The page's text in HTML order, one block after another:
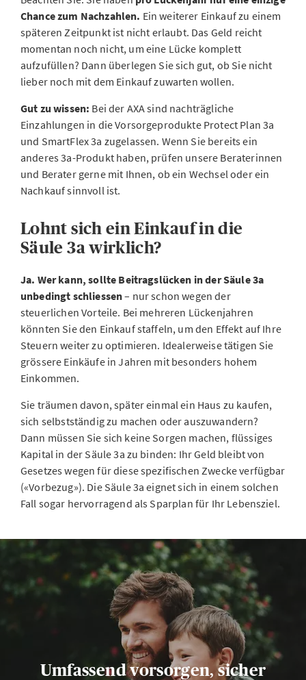
Chance zum Nachzahlen. Ein weiterer Einkauf zu einem
späteren Zeitpunkt ist nicht erlaubt. Das Geld reicht
momentan noch nicht, um eine Lücke komplett
aufzufüllen? Dann überlegen Sie sich gut, ob Sie nicht
lieber noch mit dem Einkauf zuwarten wollen.
Gut zu wissen: Bei der AXA sind nachträgliche
Einzahlungen in die Vorsorgeprodukte Protect Plan 3a
und SmartFlex 3a zugelassen. Wenn Sie bereits ein
anderes 3a-Produkt haben, prüfen unsere Beraterinnen
und Berater gerne mit Ihnen, ob ein Wechsel oder ein
Nachkauf sinnvoll ist.
Lohnt sich ein Einkauf in die
Säule 3a wirklich?
Ja. Wer kann, sollte Beitragslücken in der Säule 3a
unbedingt schliessen– nur schon wegen der
steuerlichen Vorteile. Bei mehreren Lückenjahren
könnten Sie den Einkauf staffeln, um den Effekt auf Ihre
Steuern weiter zu optimieren. Idealerweise tätigen Sie
grössere Einkäufe in Jahren mit besonders hohem
Einkommen.
Sie träumen davon, später einmal ein Haus zu kaufen,
sich selbstständig zu machen oder auszuwandern?
Dann müssen Sie sich keine Sorgen machen, flüssiges
Kapital in der Säule 3a zu binden: Ihr Geld bleibt von
Gesetzes wegen für diese spezifischen Zwecke verfügbar
(«Vorbezug»). Die Säule 3a eignet sich in einem solchen
Fall sogar hervorragend als Sparplan für Ihr Lebensziel.
Umfassend vorsorgen, sicher